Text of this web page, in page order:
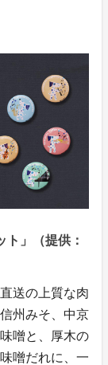
」（提供：
送の上質な肉
州みそ、中京
噌と、厚木の
噌だれに、一